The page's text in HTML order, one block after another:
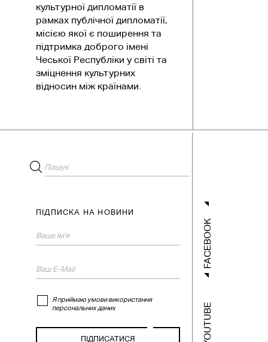
культурної дипломатії в
рамках публічної дипломатії,
місією якої є поширення та
підтримка доброго імені
Чеської Республіки у світі та
зміцнення культурних
відносин між країнами.
ПІДПИСКА НА НОВИНИ
Я приймаю умови використання
персональних даних
YOUTUBE
FACEBOOK